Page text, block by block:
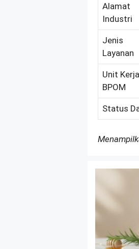
Alamat
Industri
Jenis
Layanan
Unit Kerja
BPOM
Status